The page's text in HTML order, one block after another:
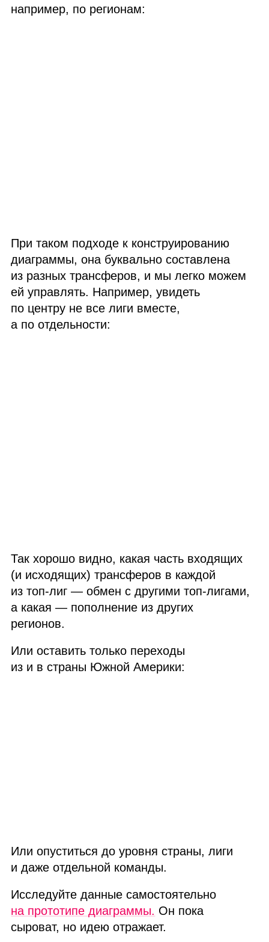
например, по регионам:
При таком подходе к конструированию
диаграммы, она буквально составлена
из разных трансферов, и мы легко можем
ей управлять. Например, увидеть
по центру не все лиги вместе,
а по отдельности:
Так хорошо видно, какая часть входящих
(и исходящих) трансферов в каждой
из топ‑лиг — обмен с другими топ‑лигами,
а какая — пополнение из других
регионов.
Или оставить только переходы
из и в страны Южной Америки:
Или опуститься до уровня страны, лиги
и даже отдельной команды.
Исследуйте данные самостоятельно
на прототипе диаграммы. Он пока
сыроват, но идею отражает.